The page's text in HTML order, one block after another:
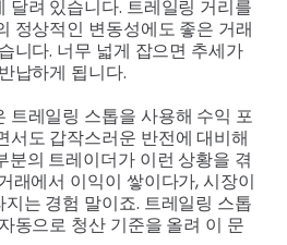
달려 있습니다. 트레일링 거리를
정상적인 변동성에도 좋은 거래
니다. 너무 넓게 잡으면 추세가
납하게 됩니다.
트레일링 스톱을 사용해 수익 포
서도 갑작스러운 반전에 대비해
분의 트레이더가 이런 상황을 겪
래에서 이익이 쌓이다가, 시장이
는 경험 말이죠. 트레일링 스톱
동으로 청산 기준을 올려 이 문